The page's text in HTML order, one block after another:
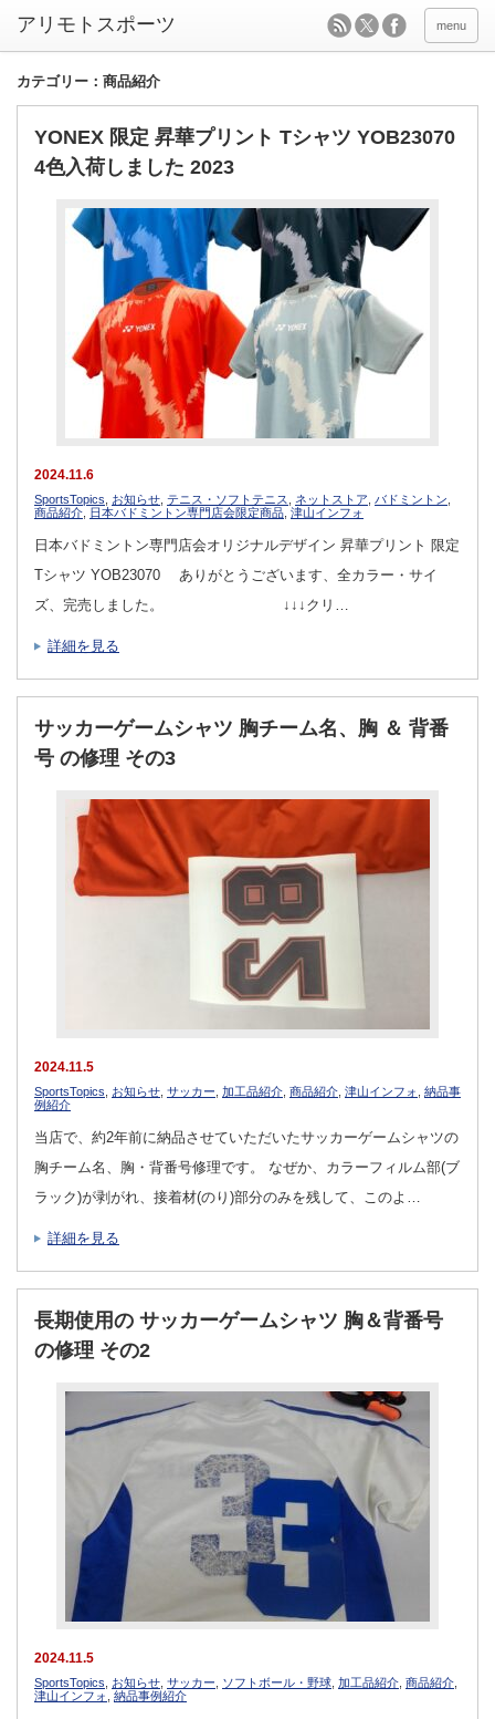
menu
カテゴリー：商品紹介
YONEX 限定 昇華プリント Tシャツ YOB23070
4色入荷しました 2023
2024.11.6
SportsTopics, お知らせ, テニス・ソフトテニス, ネットストア, バドミントン,
商品紹介, 日本バドミントン専門店会限定商品, 津山インフォ
日本バドミントン専門店会オリジナルデザイン 昇華プリント 限定
Tシャツ YOB23070 ありがとうございます、全カラー・サイ
ズ、完売しました。 ↓↓↓クリ…
詳細を見る
サッカーゲームシャツ 胸チーム名、胸 ＆ 背番
号 の修理 その3
2024.11.5
SportsTopics お知らせ サッカー 加工品紹介 商品紹介 津山インフォ
納品事
例紹介
当店で、約2年前に納品させていただいたサッカーゲームシャツの
胸チーム名、胸・背番号修理です。 なぜか、カラーフィルム部(ブ
ラック)が剥がれ、接着材(のり)部分のみを残して、このよ…
詳細を見る
長期使用の サッカーゲームシャツ 胸＆背番号
の修理 その2
2024.11.5
SportsTopics お知らせ サッカー ソフトボール・野球 加工品紹介 商品紹介
津山インフォ
納品事例紹介